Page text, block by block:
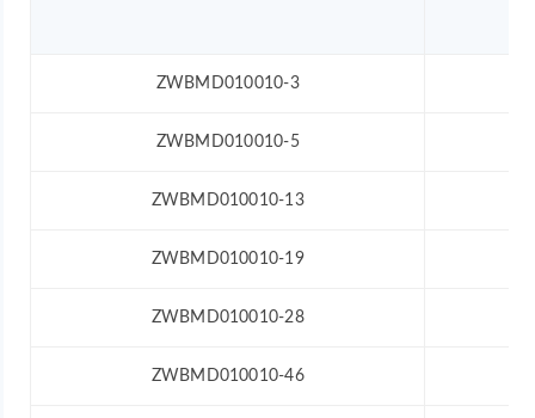
ZWBMD010010-3
ZWBMD010010-5
ZWBMD010010-13
ZWBMD010010-19
ZWBMD010010-28
ZWBMD010010-46